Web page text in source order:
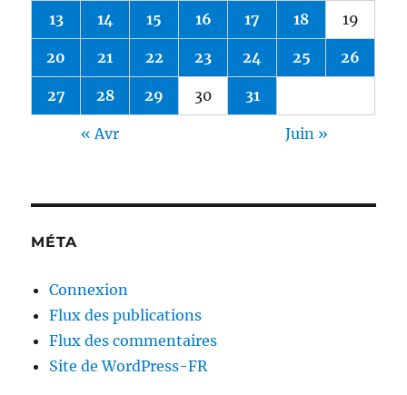
13 14 15 16 17 18 19
20 21 22 23 24 25 26
27 28 29 30 31
« Avr Juin »
MÉTA
Connexion
Flux des publications
Flux des commentaires
Site de WordPress-FR